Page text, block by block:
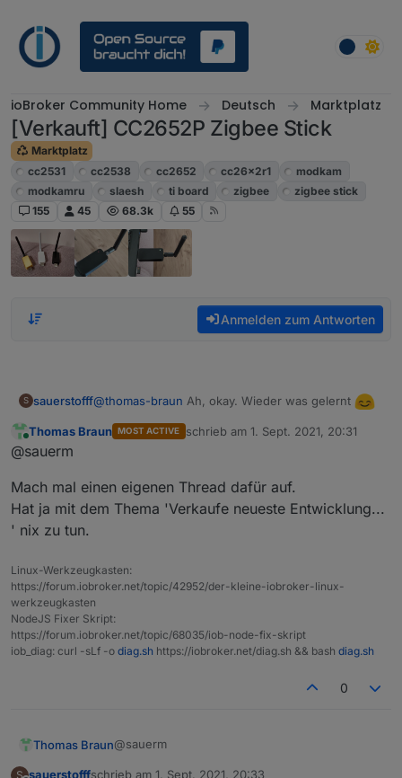
ioBroker Community Home Deutsch Marktplatz
[Verkauft] CC2652P Zigbee Stick
Marktplatz
cc2531
cc2538 cc2652 cc26x2r1
modkam
modkamru
slaesh ti board zigbee
zigbee stick
155
45 68.3k 55
Anmelden zum Antworten
S sauerstofff@thomas-braun Ah, okay. Wieder was gelernt
Hast du denn noch eine Idee was man machen
immer die selben Fehlermeldungen...
zigbee.0
2021-09-01 22:14:25.447	error	Failed to
zigbee.0
2021-09-01 22:14:25.445	error	Starting
2021-09-01 22:14:25.240	info	Installed
2021-09-01 22:14:25.181	info	Starting
Thomas Braun MOST ACTIVE schrieb am 1. Sept. 2021, 20:31
zuletzt editiert von
@sauerm
Mach mal einen eigenen Thread dafür auf.
Hat ja mit dem Thema 'Verkaufe neueste Entwicklung...
' nix zu tun.
Linux-Werkzeugkasten:
https://forum.iobroker.net/topic/42952/der-kleine-iobroker-linux-
werkzeugkasten
NodeJS Fixer Skript:
https://forum.iobroker.net/topic/68035/iob-node-fix-skript
iob_diag: curl -sLf -o diag.sh https://iobroker.net/diag.sh && bash diag.sh
0
Thomas Braun@sauerm
S sauerstofffschrieb am 1. Sept. 2021, 20:33